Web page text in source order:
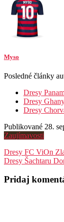
Myso
Posledné články
Dresy
Dresy
Dresy
Publikované 28.
Zaujímavosti
Navigácia
v
článku
Dresy FC ViOn
Dresy Šachtaru
Pridaj